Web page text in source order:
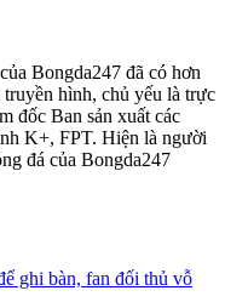
Bongda247 đã có hơn
hình, chủ yếu là trực
đốc Ban sản xuất các
K+, FPT. Hiện là người
đá của Bongda247